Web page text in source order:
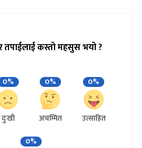
तपाईलाई कस्तो महसुस भयो ?
0%
दुःखी
0%
अचम्मित
0%
उत्साहित
0%